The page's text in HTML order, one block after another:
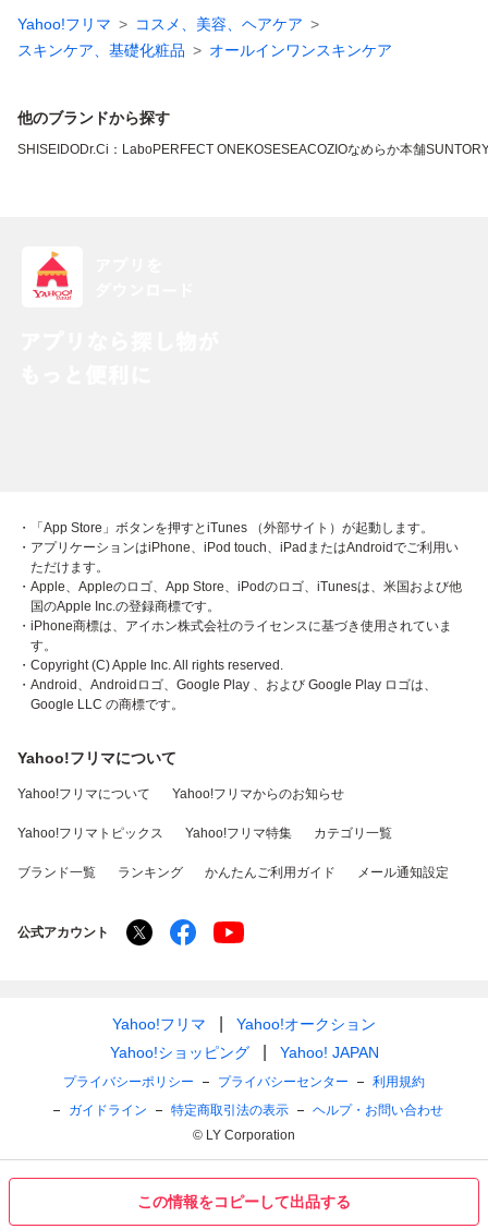
この情報をコピーして出品する
Yahoo!フリマ
コスメ、美容、ヘアケア
スキンケア、基礎化粧品
オールインワンスキンケア
他のブランドから探す
SHISEIDODr.Ci：LaboPERFECT ONEKOSESEACOZIOなめらか本舗
・「App Store」ボタンを押すとiTunes （外部サイト）が起動します。
・アプリケーションはiPhone、iPod touch、iPadまたはAndroidでご利用い
ただけます。
・Apple、Appleのロゴ、App Store、iPodのロゴ、iTunesは、米国および他
国のApple Inc.の登録商標です。
・iPhone商標は、アイホン株式会社のライセンスに基づき使用されていま
す。
・Copyright (C) Apple Inc. All rights reserved.
・Android、Androidロゴ、Google Play 、および Google Play ロゴは、
Google LLC の商標です。
Yahoo!フリマについて
Yahoo!フリマについて Yahoo!フリマからのお知らせ
Yahoo!フリマトピックス Yahoo!フリマ特集 カテゴリ一覧
ブランド一覧 ランキング かんたんご利用ガイド メール通知設定
公式アカウント
Yahoo!フリマ
Yahoo!オークション
Yahoo!ショッピング
Yahoo! JAPAN
プライバシーポリシー プライバシーセンター
利用規約
ガイドライン
特定商取引法の表示
ヘルプ・お問い合わせ
© LY Corporation